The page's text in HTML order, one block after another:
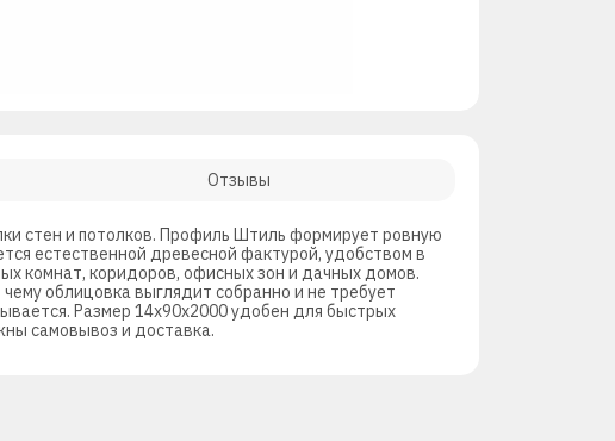
Отзывы
стен и потолков. Профиль Штиль формирует ровную
естественной древесной фактурой, удобством в
комнат, коридоров, офисных зон и дачных домов.
облицовка выглядит собранно и не требует
Размер 14х90х2000 удобен для быстрых
самовывоз и доставка.